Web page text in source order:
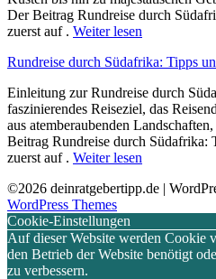
Der Beitrag Rundreise durch
zuerst auf . Weiter lesen
Rundreise durch Südafrika: Tipps
Einleitung z‬ur Rundreise durch
faszinierendes Reiseziel, d‬as
a‬us atemberaubenden
Beitrag Rundreise durch Südafrika:
zuerst auf . Weiter lesen
©2026 deinratgebertipp.de |
WordPress Themes
Cookie-Einstellungen
Auf dieser Website werden Cookie
den Betrieb der Website benötigt
zu verbessern.